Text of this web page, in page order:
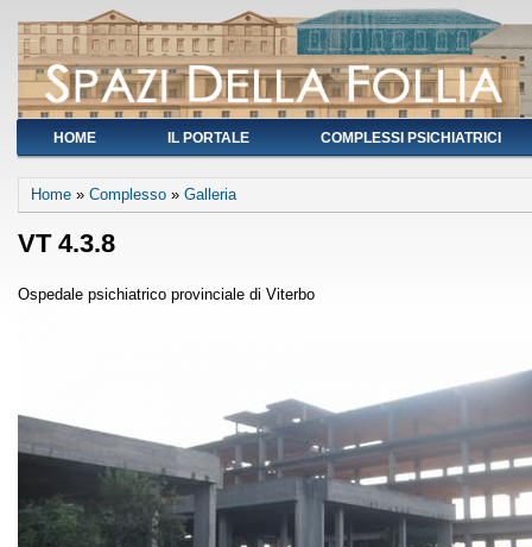
HOME IL PORTALE COMPLESSI PSICHIATRICI
You are here
Home » Complesso » Galleria
VT 4.3.8
Ospedale psichiatrico provinciale di Viterbo